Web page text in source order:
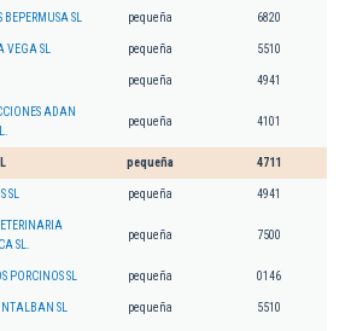
SL pequeña 6820
VEGA SL pequeña 5510
pequeña 4941
ADAN
pequeña 4101
pequeña 4711
SL pequeña 4941
SL.
pequeña 7500
PORCINOS SL pequeña 0146
SL pequeña 5510